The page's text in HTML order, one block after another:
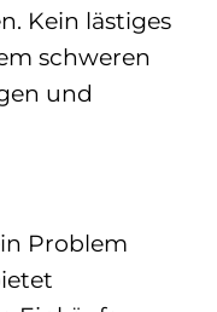
Kein lästiges
schweren
und
Problem